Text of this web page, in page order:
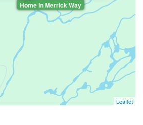
Home in Merrick Way
Leaflet